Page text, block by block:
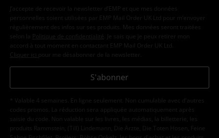
J’accepte de recevoir la newsletter d’EMP et que mes données
personnelles soient utilisées par EMP Mail Order UK Ltd pour m’envoyer
régulièrement des infos sur ses produits. Mes données seront traitées
selon la
Politique de confidentialité . Je sais que je peux retirer mon
accord à tout moment en contactant EMP Mail Order UK Ltd.
Cliquer ici pour me désabonner de la newsletter.
S'abonner
* Valable 4 semaines. En ligne seulement. Non cumulable avec d'autres
codes promos. La réduction sera appliquée automatiquement après
saisie du code. Non valable sur les livres, les médias, la billetterie, les
produits Rammstein, (Till) Lindemann, Die Ärzte, Die Toten Hosen, Feine